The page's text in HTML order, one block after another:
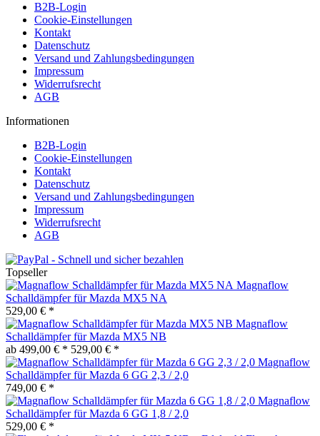
B2B-Login
Cookie-Einstellungen
Kontakt
Datenschutz
Versand und Zahlungsbedingungen
Impressum
Widerrufsrecht
AGB
Informationen
B2B-Login
Cookie-Einstellungen
Kontakt
Datenschutz
Versand und Zahlungsbedingungen
Impressum
Widerrufsrecht
AGB
Topseller
Magnaflow
Schalldämpfer für Mazda MX5 NA
529,00 € *
Magnaflow
Schalldämpfer für Mazda MX5 NB
ab 499,00 € * 529,00 € *
Magnaflow
Schalldämpfer für Mazda 6 GG 2,3 / 2,0
749,00 € *
Magnaflow
Schalldämpfer für Mazda 6 GG 1,8 / 2,0
529,00 € *